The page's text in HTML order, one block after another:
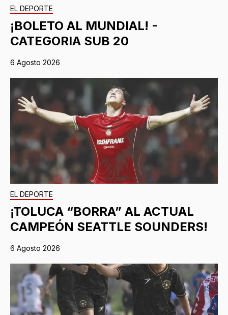
EL DEPORTE
¡BOLETO AL MUNDIAL! -
CATEGORIA SUB 20
6 Agosto 2026
EL DEPORTE
¡TOLUCA “BORRA” AL ACTUAL
CAMPEÓN SEATTLE SOUNDERS!
6 Agosto 2026